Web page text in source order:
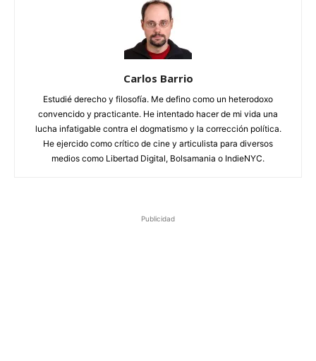
Carlos Barrio
Estudié derecho y filosofía. Me defino como un heterodoxo
convencido y practicante. He intentado hacer de mi vida una
lucha infatigable contra el dogmatismo y la corrección política.
He ejercido como crítico de cine y articulista para diversos
medios como Libertad Digital, Bolsamania o IndieNYC.
Publicidad